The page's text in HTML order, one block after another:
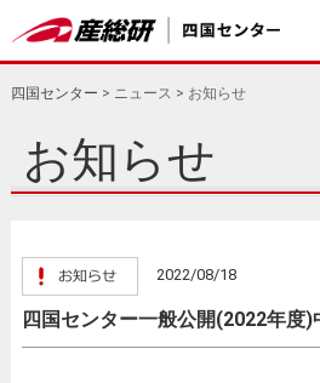
四国センター > ニュース > お知らせ
お知らせ
2022/08/18
四国センター一般公開(2022年度)